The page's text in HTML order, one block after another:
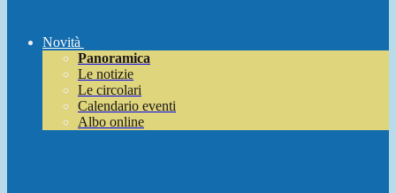
Novità
Panoramica
Le notizie
Le circolari
Calendario eventi
Albo online